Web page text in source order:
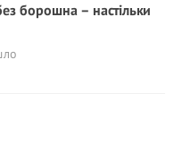
борошна – настільки